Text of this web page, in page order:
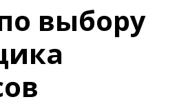
выбору